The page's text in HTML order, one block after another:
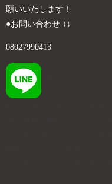
願いいたします！
●お問い合わせ ↓↓
08027990413